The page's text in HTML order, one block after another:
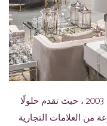
تم إطلاق دويل من قبل شركة ليوا في عام 2003 ، حيث تقدم حلولًا
من العلامات التجارية